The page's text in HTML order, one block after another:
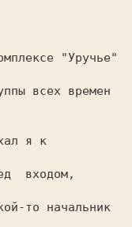
"Уручье"
всех времен
я к
входом,
то начальник